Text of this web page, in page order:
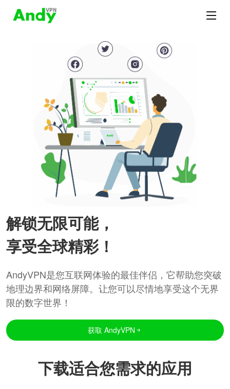
解锁无限可能，
享受全球精彩！
AndyVPN是您互联网体验的最佳伴侣，它帮助您突破
地理边界和网络屏障。让您可以尽情地享受这个无界
限的数字世界！
获取 AndyVPN
下载适合您需求的应用